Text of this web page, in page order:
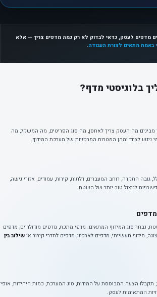
מדפים לעסק, כדאי לבדוק לא רק כמה מדפים צריך — אלא
באמת מתאים לצורת העבודה.
בלוגיסטי מדף?
מבינים מה העסק צריך לאחסן, מה סוג הפריטים, מה המשקל, מה
ניגש לציוד ומהן המטרות המרכזיות של מערכת המידוף.
גובה התקרה, רוחב המעברים, דלתות, קירות, עמודים, אזורי גישה,
לניצול טוב יותר של השטח.
נבחר סוג המידוף המתאים: מדפי מתכת, מדפים מודולריים, מדפים
מידוף תעשייתי, מדפים לארכיון, מדפים לחדרי קירור או שילוב בין
תקבלו הצעה המבוססת על המידות, סוג המערכת, כמות היחידות, אופי
המתאימות לעסק.